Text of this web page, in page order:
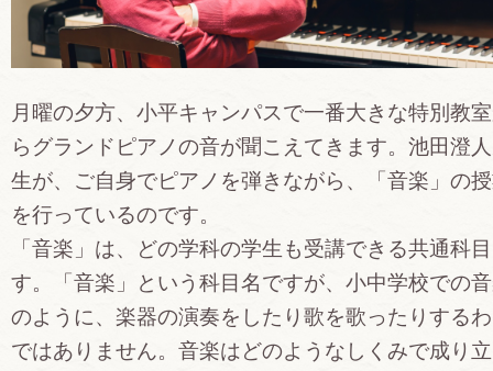
月曜の夕方、小平キャンパスで一番大きな特別教
らグランドピアノの音が聞こえてきます。池田澄
生が、ご自身でピアノを弾きながら、「音楽」の
を行っているのです。
「音楽」は、どの学科の学生も受講できる共通科
す。「音楽」という科目名ですが、小中学校での
のように、楽器の演奏をしたり歌を歌ったりする
ではありません。音楽はどのようなしくみで成り